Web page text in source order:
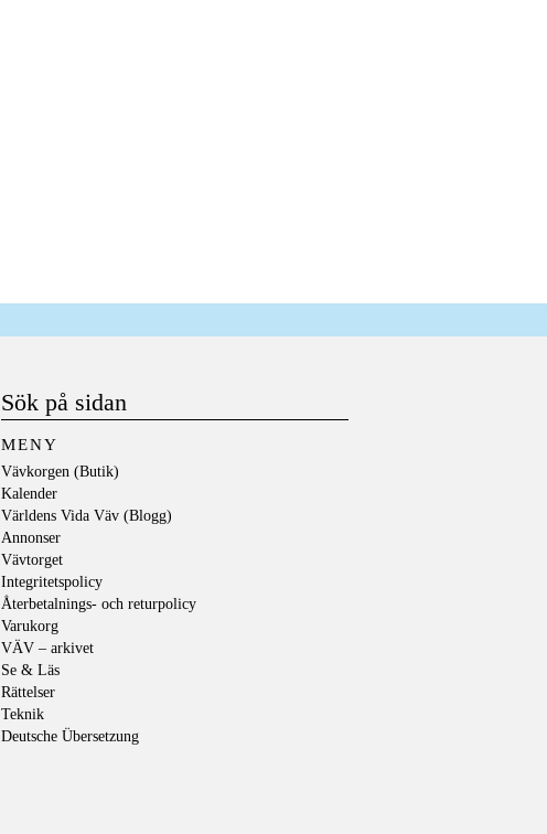
Sök på sidan
MENY
Vävkorgen (Butik)
Kalender
Världens Vida Väv (Blogg)
Annonser
Vävtorget
Integritetspolicy
Återbetalnings- och returpolicy
Varukorg
VÄV – arkivet
Se & Läs
Rättelser
Teknik
Deutsche Übersetzung